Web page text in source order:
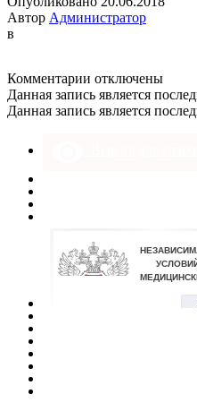
Автор Администратор
в
Комментарии к
записи
DSC_0006
отключены
Данная запись является
Данная запись является